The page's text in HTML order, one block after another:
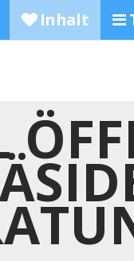
Inhalt